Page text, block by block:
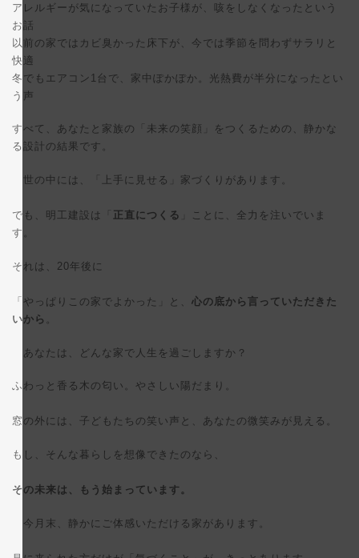
アレルギーが気になっていたお子様が、咳をしなくなったという
お話
以前の家ではカビ臭かった床下が、今では季節を問わずサラリと
快適
冬でもエアコン1台で、家中ぽかぽか。光熱費が半分になったとい
う声
すべて、あなたと家族の「未来の笑顔」をつくるための、静かな
る設計の結果です。
世の中には、「上手に見せる」家づくりがあります。
でも、明工建設は「 正直につくる
」ことに、全力を注いでいま
す。
それは、20年後に
「やっぱりこの家でよかった」と、 心の底から言っていただきた
いから
あなたは、どんな家で人生を過ごしますか？
ふわっと香る木の匂い。やさしい陽だまり。
窓の外には、子どもたちの笑い声と、あなたの微笑みが見える。
もし、そんな暮らしを想像できたのなら、
その未来は、もう始まっています。
今月末、静かにご体感いただける家があります。